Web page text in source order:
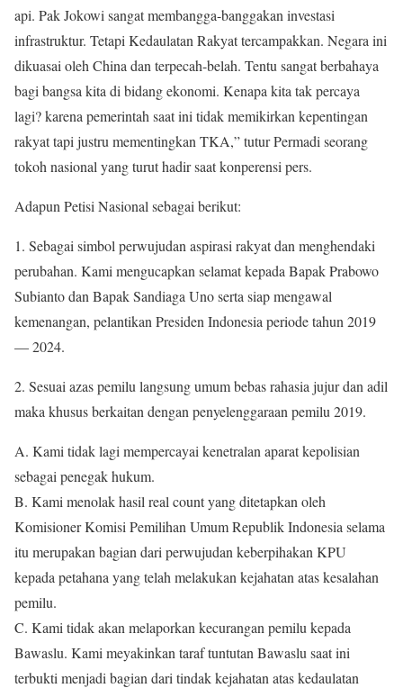
api. Pak Jokowi sangat membangga-banggakan investasi
infrastruktur. Tetapi Kedaulatan Rakyat tercampakkan. Negara ini
dikuasai oleh China dan terpecah-belah. Tentu sangat berbahaya
bagi bangsa kita di bidang ekonomi. Kenapa kita tak percaya
lagi? karena pemerintah saat ini tidak memikirkan kepentingan
rakyat tapi justru mementingkan TKA,” tutur Permadi seorang
tokoh nasional yang turut hadir saat konperensi pers.
Adapun Petisi Nasional sebagai berikut:
1. Sebagai simbol perwujudan aspirasi rakyat dan menghendaki
perubahan. Kami mengucapkan selamat kepada Bapak Prabowo
Subianto dan Bapak Sandiaga Uno serta siap mengawal
kemenangan, pelantikan Presiden Indonesia periode tahun 2019
— 2024.
2. Sesuai azas pemilu langsung umum bebas rahasia jujur dan adil
maka khusus berkaitan dengan penyelenggaraan pemilu 2019.
A. Kami tidak lagi mempercayai kenetralan aparat kepolisian
sebagai penegak hukum.
B. Kami menolak hasil real count yang ditetapkan oleh
Komisioner Komisi Pemilihan Umum Republik Indonesia selama
itu merupakan bagian dari perwujudan keberpihakan KPU
kepada petahana yang telah melakukan kejahatan atas kesalahan
pemilu.
C. Kami tidak akan melaporkan kecurangan pemilu kepada
Bawaslu. Kami meyakinkan taraf tuntutan Bawaslu saat ini
terbukti menjadi bagian dari tindak kejahatan atas kedaulatan